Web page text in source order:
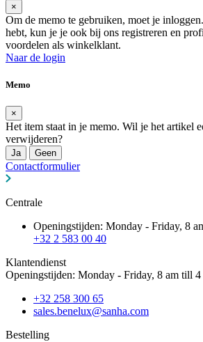
×
Om de memo te gebruiken, moet je
hebt, kun je je ook bij ons registreren en
voordelen als winkelklant.
Naar de login
Memo
×
Het item staat in je memo. Wil je het artikel
verwijderen?
Ja Geen
Contactformulier
Centrale
Openingstijden: Monday - Friday, 8
+32 2 583 00 40
Klantendienst
Openingstijden: Monday - Friday, 8 am till 4
+32 258 300 65
sales.benelux@sanha.com
Bestelling